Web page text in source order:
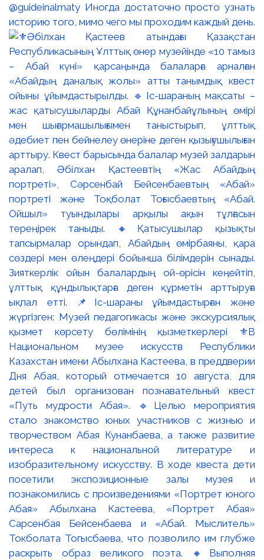
@guideinalmaty Иногда достаточно просто узнать
историю того, мимо чего мы проходим каждый день.